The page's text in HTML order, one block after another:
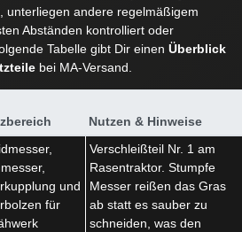
unterliegen andere regelmäßigem
Abständen kontrolliert oder
Tabelle gibt Dir einen Überblick
bei MA-Versand.
Nutzen & Hinweise
und
für
Verschleißteil Nr. 1 am
Rasentraktor. Stumpfe
Messer reißen das Gras
ab statt es sauber zu
schneiden, was den